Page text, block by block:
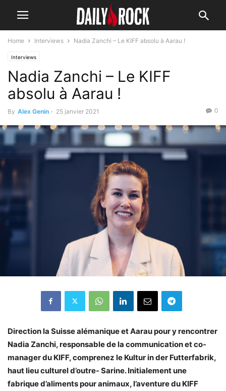
Home Interviews Nadia Zanchi – Le KIFF absolu à Aarau !
Interviews
Nadia Zanchi – Le KIFF
absolu à Aarau !
By Alex Genin - 25 janvier 2021 0
Direction la Suisse alémanique et Aarau pour y rencontrer
Nadia Zanchi, responsable de la communication et co-
manager du KIFF, comprenez le Kultur in der Futterfabrik,
haut lieu culturel d’outre- Sarine. Initialement une
fabrique d’aliments pour animaux, l’aventure du KIFF